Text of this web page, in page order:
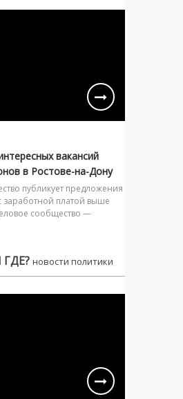
вакансий
в Ростове-на-Дону
публикует предложения
заработной платой выше
сообщество —
новости политики